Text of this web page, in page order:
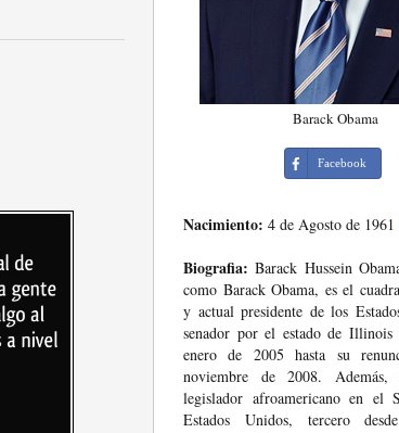
Barack Obama
Facebook
Nacimiento: 4 de Agosto de 1961
Biografia: Barack Hussein
como Barack Obama, es el
y actual presidente de los
senador por el estado de Illinois
enero de 2005 hasta su
noviembre de 2008.
legislador afroamericano en el
Estados Unidos, tercero